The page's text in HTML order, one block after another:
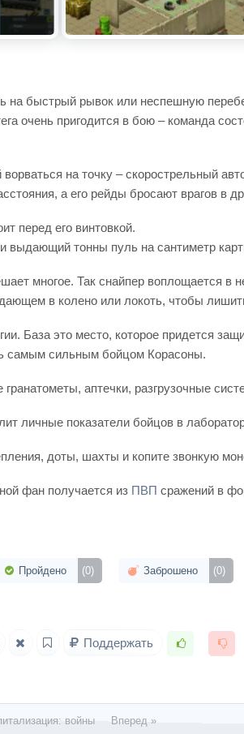
на быстрый рывок или неспешную
очень пригодится в бою – команда
на точку – скорострельный
а его рейды бросают врагов в
перед его винтовкой.
выдающий тонны пуль на сантиметр
многое. Так снайпер воплощается в
в колено или локоть, чтобы
База это место, которое придется
самым сильным бойцом Корасоны.
аптечки, разгрузочные
личные показатели бойцов в
доты, шахты и копите звонкую
фан получается из ПВП сражений в
Пройдено (0) Заброшено (0)
Поддержать
войны Вперед »